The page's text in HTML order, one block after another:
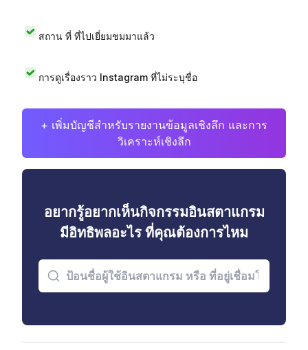
สถาน ที่ ที่ไปเยี่ยมชมมาแล้ว
การดูเรื่องราว Instagram ที่ไม่ระบุชื่อ
+ เพิ่มบัญชีสำหรับรายงานข้อมูลเชิงลึก และการ
วิเคราะห์เชิงลึก
อยากรู้อยากเห็นกิจกรรมอินสตาแกรม
มีอิทธิพลอะไร ที่คุณต้องการไหม